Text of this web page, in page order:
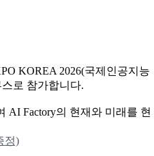
KOREA 2026(국제인공지능
로 참가합니다.
AI Factory의 현재와 미래를 현
정)